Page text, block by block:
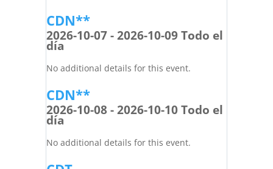
CDN**
2026-10-07 - 2026-10-09 Todo el
día
No additional details for this event.
CDN**
2026-10-08 - 2026-10-10 Todo el
día
No additional details for this event.